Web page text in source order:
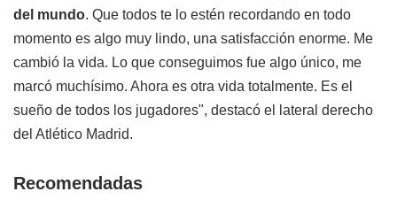
del mundo. Que todos te lo estén recordando en todo
momento es algo muy lindo, una satisfacción enorme. Me
cambió la vida. Lo que conseguimos fue algo único, me
marcó muchísimo. Ahora es otra vida totalmente. Es el
sueño de todos los jugadores", destacó el lateral derecho
del Atlético Madrid.
Recomendadas